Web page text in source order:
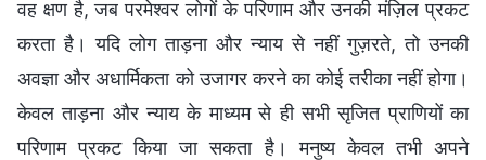
वह क्षण है, जब परमेश्वर लोगों के परिणाम और उनकी मंज़िल प्रकट
करता है। यदि लोग ताड़ना और न्याय से नहीं गुज़रते, तो उनकी
अवज्ञा और अधार्मिकता को उजागर करने का कोई तरीका नहीं होगा।
केवल ताड़ना और न्याय के माध्यम से ही सभी सृजित प्राणियों का
परिणाम प्रकट किया जा सकता है। मनुष्य केवल तभी अपने